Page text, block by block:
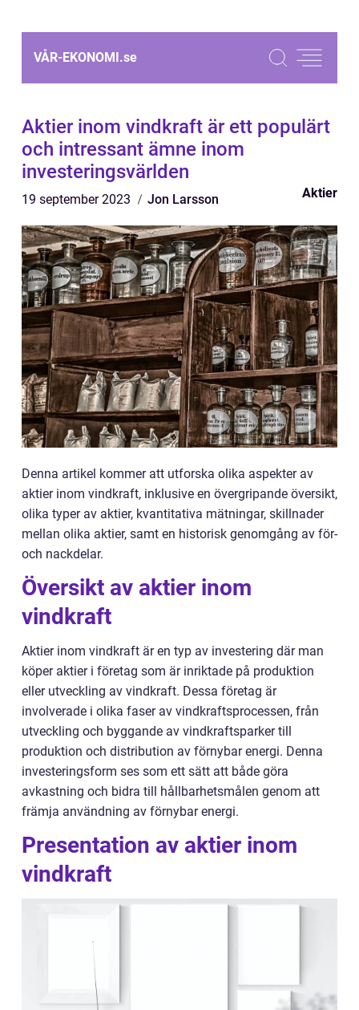
VÅR-EKONOMI.se
Aktier inom vindkraft är ett populärt
och intressant ämne inom
investeringsvärlden
19 september 2023 Jon Larsson Aktier
Denna artikel kommer att utforska olika aspekter av
aktier inom vindkraft, inklusive en övergripande översikt,
olika typer av aktier, kvantitativa mätningar, skillnader
mellan olika aktier, samt en historisk genomgång av för-
och nackdelar.
Översikt av aktier inom
vindkraft
Aktier inom vindkraft är en typ av investering där man
köper aktier i företag som är inriktade på produktion
eller utveckling av vindkraft. Dessa företag är
involverade i olika faser av vindkraftsprocessen, från
utveckling och byggande av vindkraftsparker till
produktion och distribution av förnybar energi. Denna
investeringsform ses som ett sätt att både göra
avkastning och bidra till hållbarhetsmålen genom att
främja användning av förnybar energi.
Presentation av aktier inom
vindkraft